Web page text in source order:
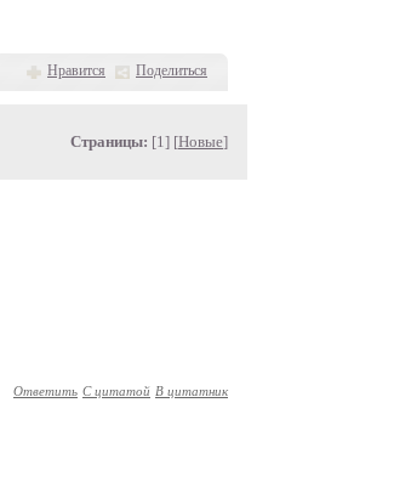
Нравится Поделиться
Страницы: [1] [Новые]
Ответить С цитатой В цитатник